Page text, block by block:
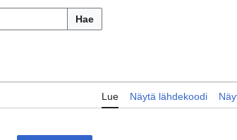
Hae
Lue Näytä lähdekoodi